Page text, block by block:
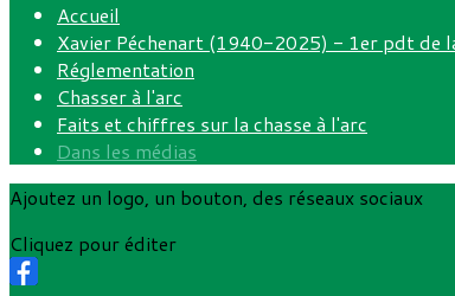
Accueil
Xavier Péchenart (1940-2025) - 1er pdt de
Réglementation
Chasser à l'arc
Faits et chiffres sur la chasse à l'arc
Dans les médias
Ajoutez un logo, un bouton, des réseaux sociaux
Cliquez pour éditer